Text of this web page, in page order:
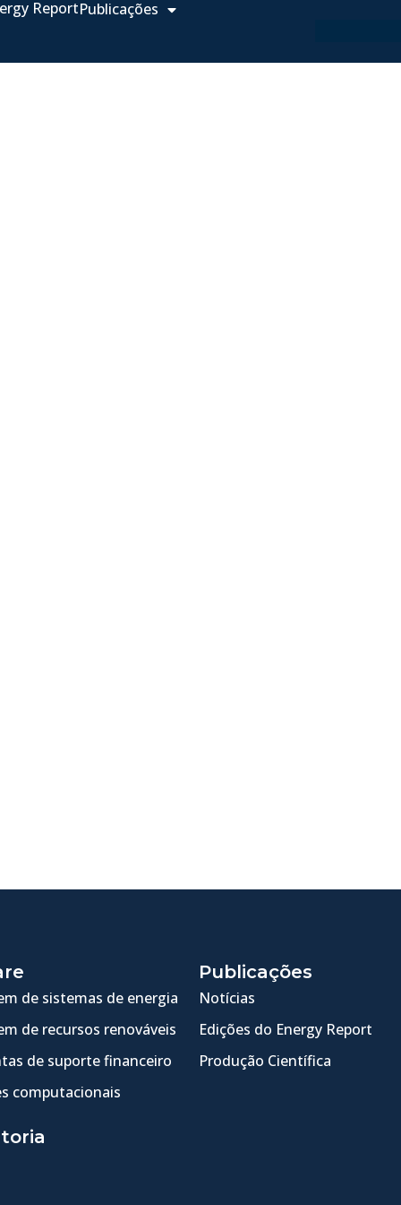
ReportPublicações
de sistemas de energia
de recursos renováveis
de suporte financeiro
computacionais
Publicações
Notícias
Edições do Energy Report
Produção Científica